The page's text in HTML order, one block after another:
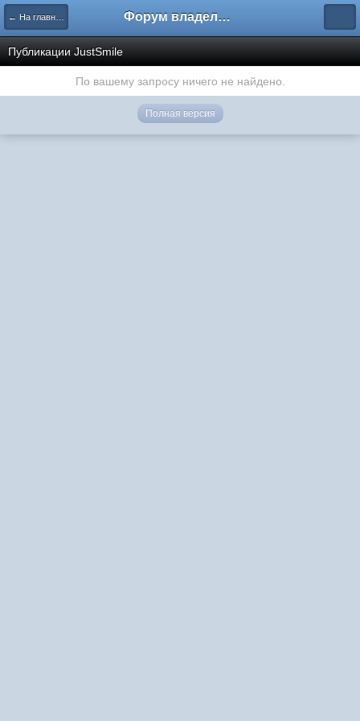
← На главную Форум владельцев интернет-магазинов
Публикации JustSmile
По вашему запросу ничего не найдено.
Полная версия